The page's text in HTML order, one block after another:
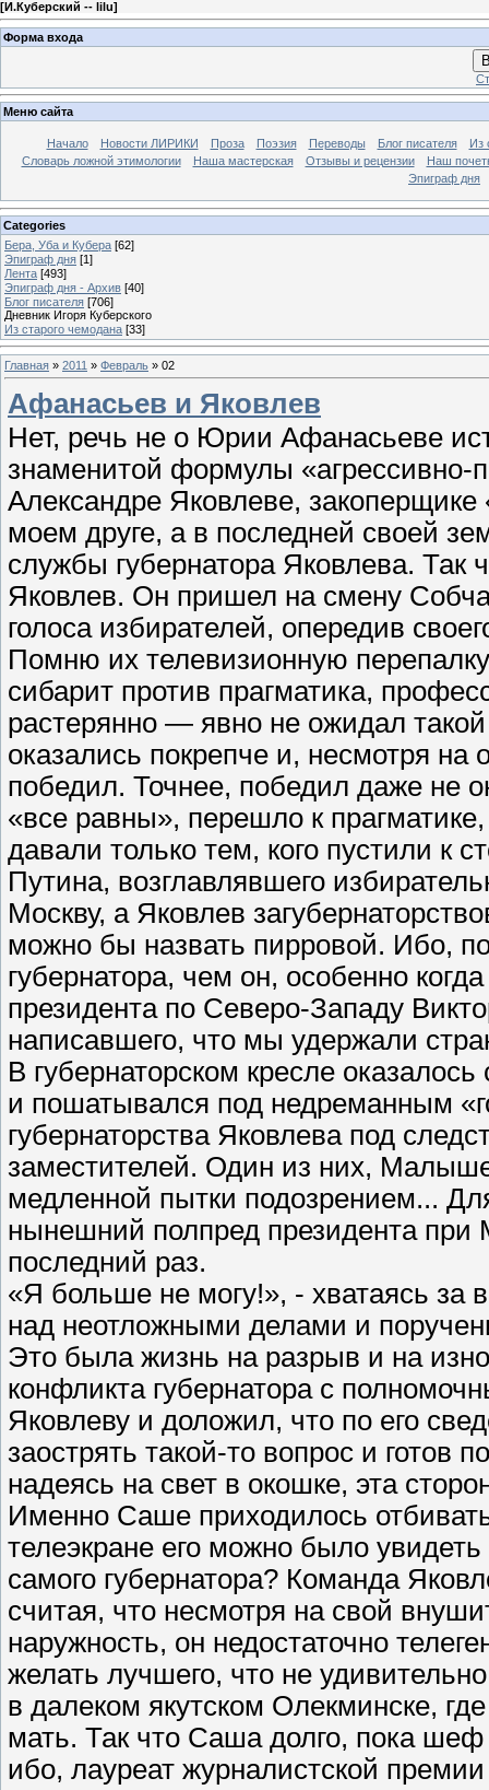
[И.Куберский -- lilu]
Форма входа
Меню сайта
Начало Новости ЛИРИКИ Проза Поэзия Переводы Блог писателя
Из
Словарь ложной этимологии
Наша мастерская Отзывы и рецензии
Наш
Эпиграф дня
Categories
Бера, Уба и Кубера [62]
Эпиграф дня [1]
Лента [493]
Эпиграф дня - Архив [40]
Блог писателя [706]
Дневник Игоря Куберского
Из старого чемодана [33]
Главная » 2011 » Февраль » 02
Афанасьев и Яковлев
Нет, речь не о Юрии Афанасьеве
знаменитой формулы
Александре Яковлеве,
моем друге, а в последней своей
службы губернатора Яковлева.
Яковлев. Он пришел на смену
голоса избирателей, опередив
Помню их телевизионную
сибарит против прагматика,
растерянно — явно не ожидал
оказались покрепче и, несмотря на
победил. Точнее, победил даже не
«все равны», перешло к
давали только тем, кого пустили к
Путина, возглавлявшего
Москву, а Яковлев
можно бы назвать пирровой. Ибо,
губернатора, чем он, особенно
президента по Северо-Западу
написавшего, что мы удержали
В губернаторском кресле
и пошатывался под недреманным
губернаторства Яковлева под
заместителей. Один из них,
медленной пытки подозрением...
нынешний полпред президента
последний раз.
«Я больше не могу!», - хватаясь за
над неотложными делами и
Это была жизнь на разрыв и на
конфликта губернатора с
Яковлеву и доложил, что по его
заострять такой-то вопрос и
надеясь на свет в окошке, эта
Именно Саше приходилось
телеэкране его можно было
самого губернатора? Команда
считая, что несмотря на свой
наружность, он недостаточно
желать лучшего, что не
в далеком якутском Олекминске,
мать. Так что Саша долго, пока
ибо, лауреат журналистской